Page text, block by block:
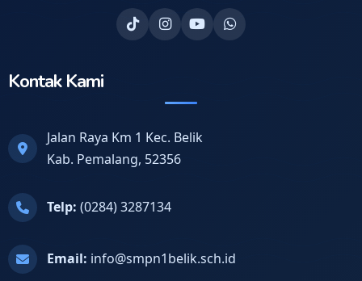
Kontak Kami
Jalan Raya Km 1 Kec. Belik
Kab. Pemalang, 52356
Telp: (0284) 3287134
Email: info@smpn1belik.sch.id